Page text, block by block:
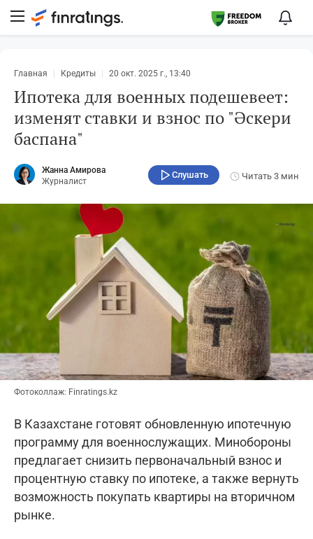
Главная Кредиты 20 окт. 2025 г., 13:40
Ипотека для военных подешевеет:
изменят ставки и взнос по "Әскери
баспана"
Жанна Амирова
Журналист
Слушать Читать 3 мин
Фотоколлаж: Finratings.kz
В Казахстане готовят обновленную ипотечную
программу для военнослужащих. Минобороны
предлагает снизить первоначальный взнос и
процентную ставку по ипотеке, а также вернуть
возможность покупать квартиры на вторичном
рынке.